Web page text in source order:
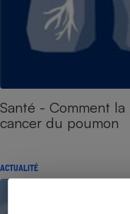
Santé - Comment
cancer du poumon
ACTUALITÉ